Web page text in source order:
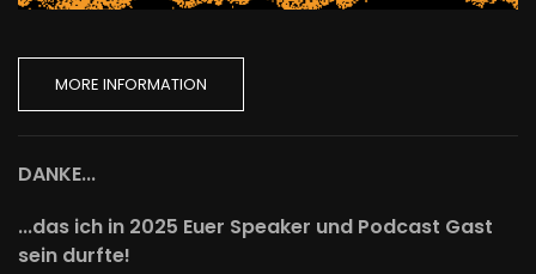
MORE INFORMATION
DANKE...
...das ich in 2025 Euer Speaker und Podcast Gast
sein durfte!